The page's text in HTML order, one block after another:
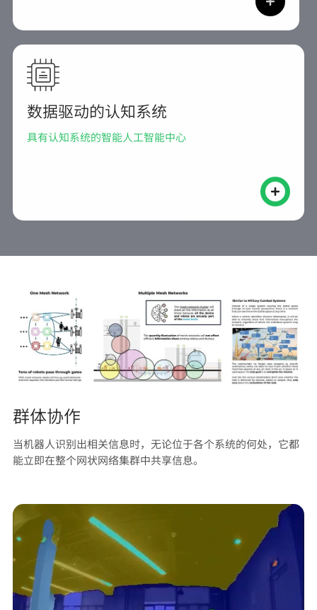
数据驱动的认知系统
具有认知系统的智能人工智能中心
群体协作
当机器人识别出相关信息时，无论位于各个系统的何处，它都
能立即在整个网状网络集群中共享信息。